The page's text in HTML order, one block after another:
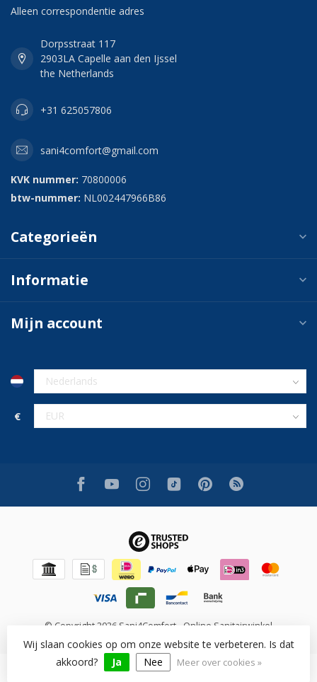
Alleen correspondentie adres
Dorpsstraat 117
2903LA Capelle aan den Ijssel
the Netherlands
+31 625057806
sani4comfort@gmail.com
KVK nummer: 70800006
btw-nummer: NL002447966B86
Categorieën
Informatie
Mijn account
€
© Copyright 2026 Sani4Comfort - Online Sanitairwinkel
Beoordeling op [review_system] voor [shop_name]: [rating]/10
Wij slaan cookies op om onze website te verbeteren. Is dat
akkoord?
Ja Nee Meer over cookies »